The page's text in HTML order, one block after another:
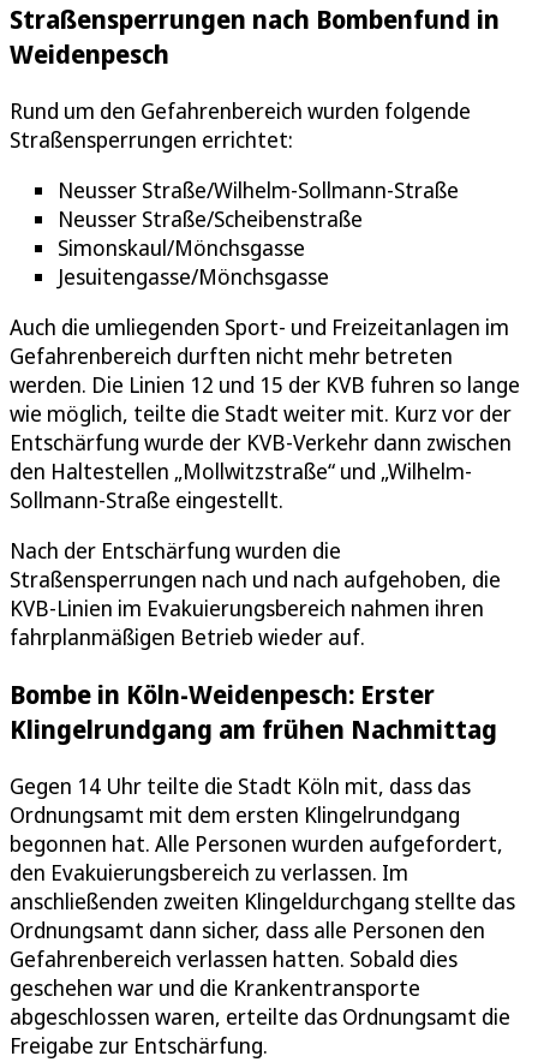
Straßensperrungen nach Bombenfund in
Weidenpesch
Rund um den Gefahrenbereich wurden folgende
Straßensperrungen errichtet:
Neusser Straße/Wilhelm-Sollmann-Straße
Neusser Straße/Scheibenstraße
Simonskaul/Mönchsgasse
Jesuitengasse/Mönchsgasse
Auch die umliegenden Sport- und Freizeitanlagen im
Gefahrenbereich durften nicht mehr betreten
werden. Die Linien 12 und 15 der KVB fuhren so lange
wie möglich, teilte die Stadt weiter mit. Kurz vor der
Entschärfung wurde der KVB-Verkehr dann zwischen
den Haltestellen „Mollwitzstraße“ und „Wilhelm-
Sollmann-Straße eingestellt.
Nach der Entschärfung wurden die
Straßensperrungen nach und nach aufgehoben, die
KVB-Linien im Evakuierungsbereich nahmen ihren
fahrplanmäßigen Betrieb wieder auf.
Bombe in Köln-Weidenpesch: Erster
Klingelrundgang am frühen Nachmittag
Gegen 14 Uhr teilte die Stadt Köln mit, dass das
Ordnungsamt mit dem ersten Klingelrundgang
begonnen hat. Alle Personen wurden aufgefordert,
den Evakuierungsbereich zu verlassen. Im
anschließenden zweiten Klingeldurchgang stellte das
Ordnungsamt dann sicher, dass alle Personen den
Gefahrenbereich verlassen hatten. Sobald dies
geschehen war und die Krankentransporte
abgeschlossen waren, erteilte das Ordnungsamt die
Freigabe zur Entschärfung.